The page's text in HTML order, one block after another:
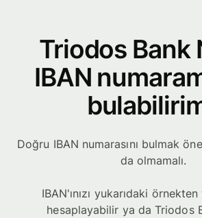
Triodos Bank
IBAN
Doğru IBAN numarasını bulmak
da olmamalı.
IBAN'ınızı yukarıdaki
hesaplayabilir ya da Triodos